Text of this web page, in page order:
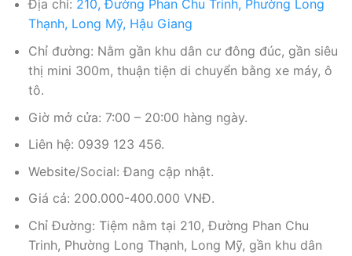
Địa chỉ: 210, Đường Phan Chu Trinh, Phường Long
Thạnh, Long Mỹ, Hậu Giang
Chỉ đường: Nằm gần khu dân cư đông đúc, gần siêu
thị mini 300m, thuận tiện di chuyển bằng xe máy, ô
tô.
Giờ mở cửa: 7:00 – 20:00 hàng ngày.
Liên hệ: 0939 123 456.
Website/Social: Đang cập nhật.
Giá cả: 200.000-400.000 VNĐ.
Chỉ Đường: Tiệm nằm tại 210, Đường Phan Chu
Trinh, Phường Long Thạnh, Long Mỹ, gần khu dân